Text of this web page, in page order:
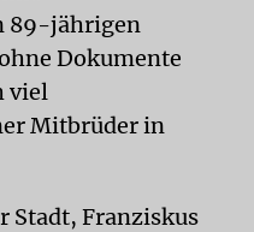
89-jährigen
Dokumente
viel
Mitbrüder in
Stadt, Franziskus